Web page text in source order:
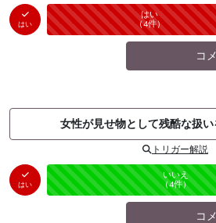
はい
はい
（4件）
コ
女性が見せ物として残酷な扱
トリガー解説
はい
はい
（0件）
未投票
いいえ
（4件）
コ